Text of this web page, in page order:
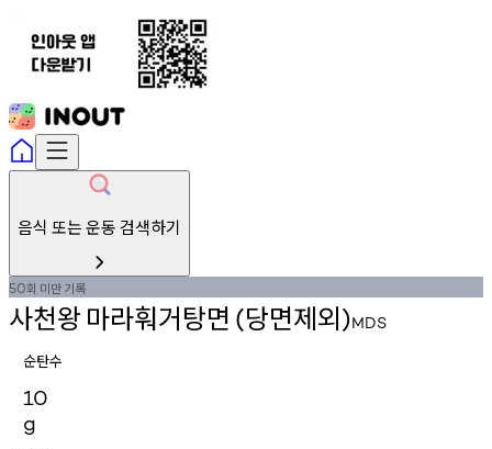
음식 또는 운동 검색하기
50회 미만기록
사천왕 마라훠거탕면 (당면제외)MDS
순탄수
10
g